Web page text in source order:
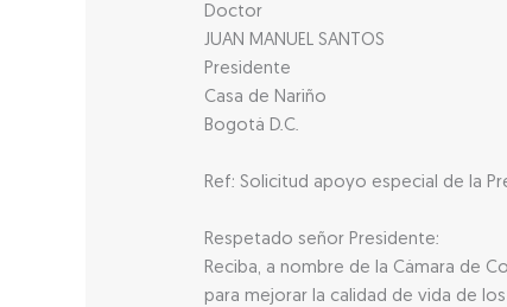
Doctor
JUAN MANUEL SANTOS
Presidente
Casa de Nariño
Bogotá D.C.
Ref: Solicitud apoyo especial de la
Respetado señor Presidente:
Reciba, a nombre de la Cámara de
para mejorar la calidad de vida de